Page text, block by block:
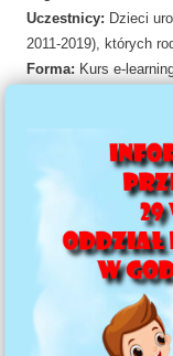
Uczestnicy: Dzieci
2011-2019), których
Forma: Kurs e-
Dostępność:Kurs jest
stronie prewencji
Aktywna
Artykuł